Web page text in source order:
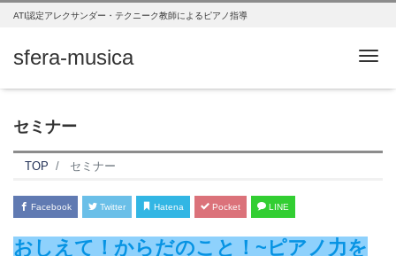
ATI認定アレクサンダー・テクニーク教師によるピアノ指導
sfera-musica
セミナー
TOP セミナー
Facebook Twitter Hatena Pocket LINE
おしえて！からだのこと！~ピアノ力を